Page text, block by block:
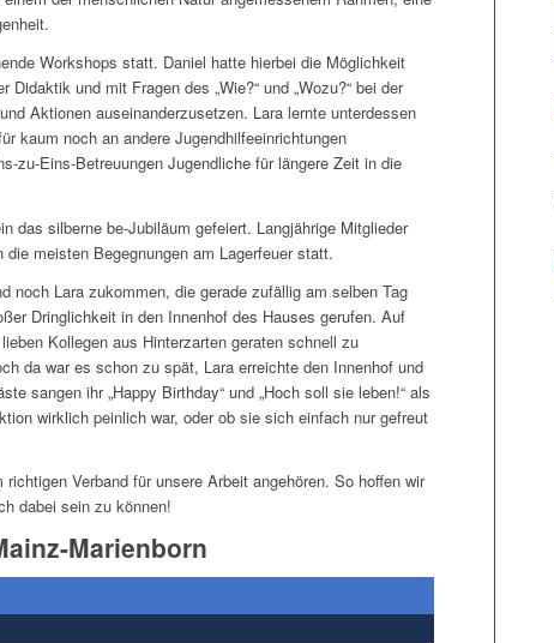
Workshops statt. Daniel hatte hierbei die Möglichkeit
und mit Fragen des „Wie?“ und „Wozu?“ bei der
Aktionen auseinanderzusetzen. Lara lernte unterdessen
kaum noch an andere Jugendhilfeeinrichtungen
zu-Eins-Betreuungen Jugendliche für längere Zeit in die
das silberne be-Jubiläum gefeiert. Langjährige Mitglieder
meisten Begegnungen am Lagerfeuer statt.
noch Lara zukommen, die gerade zufällig am selben Tag
Dringlichkeit in den Innenhof des Hauses gerufen. Auf
Kollegen aus Hinterzarten geraten schnell zu
da war es schon zu spät, Lara erreichte den Innenhof und
sangen ihr „Happy Birthday“ und „Hoch soll sie leben!“ als
wirklich peinlich war, oder ob sie sich einfach nur gefreut
Verband für unsere Arbeit angehören. So hoffen wir
dabei sein zu können!
Marienborn